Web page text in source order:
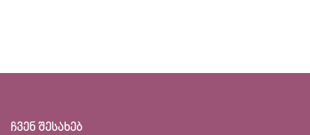
ჩვენ შესახებ